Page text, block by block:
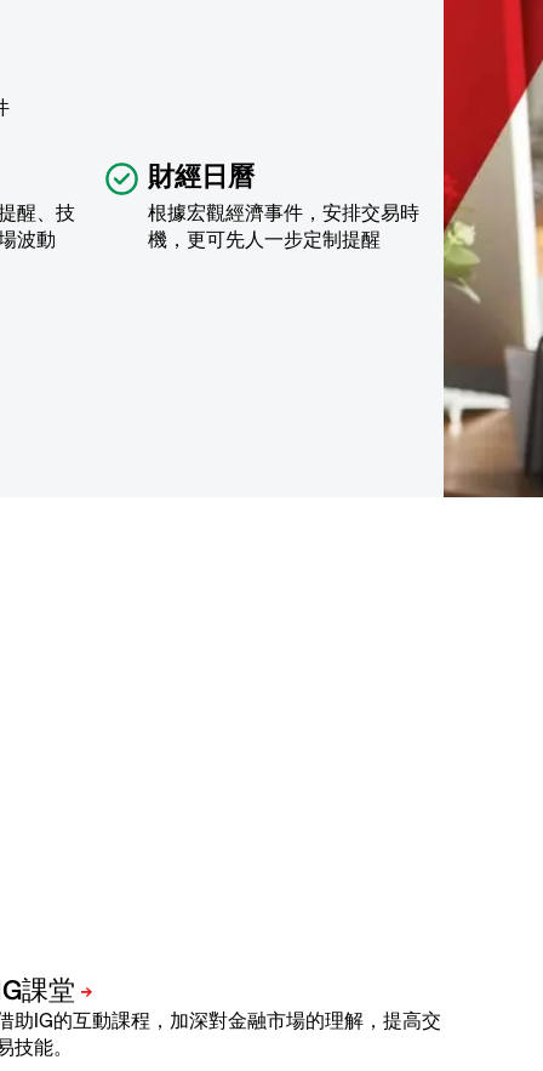
醒、技
波動
財經日曆
根據宏觀經濟事件，安排交易時
機，更可先人一步定制提醒
助IG的互動課程，加深對金融市場的理解，提高交
技能。